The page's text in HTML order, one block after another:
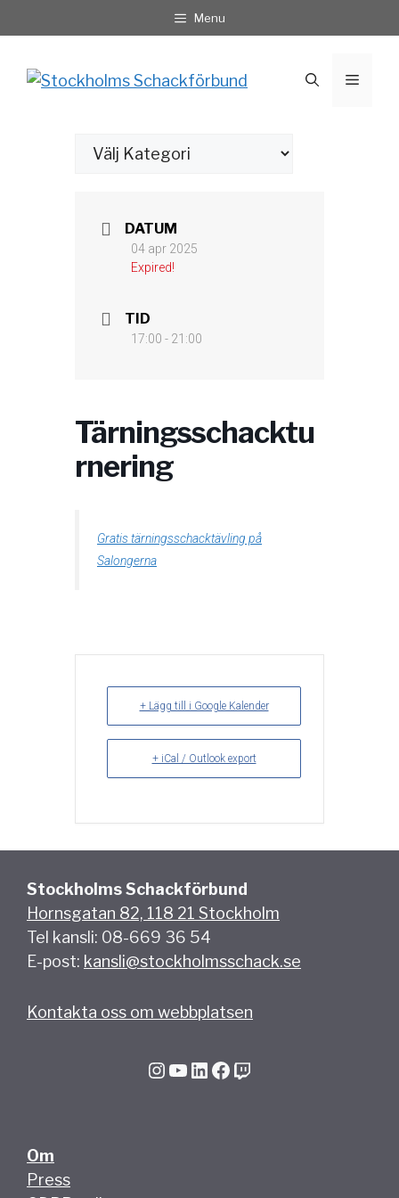
till
Menu
Meny
DATUM
04 apr 2025
Expired!
TID
17:00 - 21:00
Tärningsschacktu
rnering
Gratis tärningsschacktävling på
Salongerna
+ Lägg till i Google Kalender
+ iCal / Outlook export
Stockholms Schackförbund
Hornsgatan 82, 118 21 Stockholm
Tel kansli: 08-669 36 54
E-post: kansli@stockholmsschack.se
Kontakta oss om webbplatsen
InstagramYouTube LinkedIn Facebook Twitch
Om
Press